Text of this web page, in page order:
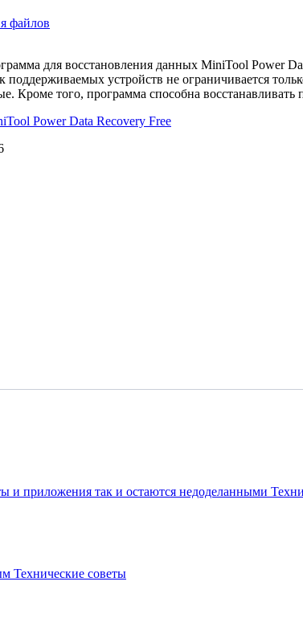
файлов
для восстановления данных MiniTool Power
поддерживаемых устройств не ограничивается
Кроме того, программа способна
Power Data Recovery Free
и приложения так и остаются недоделанными
Технические советы